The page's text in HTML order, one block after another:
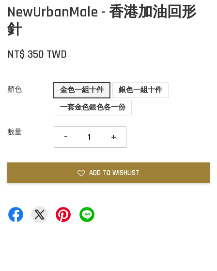
NewUrbanMale - 香港加油回形
針
NT$ 350 TWD
顏色 金色一組十件
銀色一組十件
一套金色銀色各一份
數量 - +
ADD TO WISHLIST